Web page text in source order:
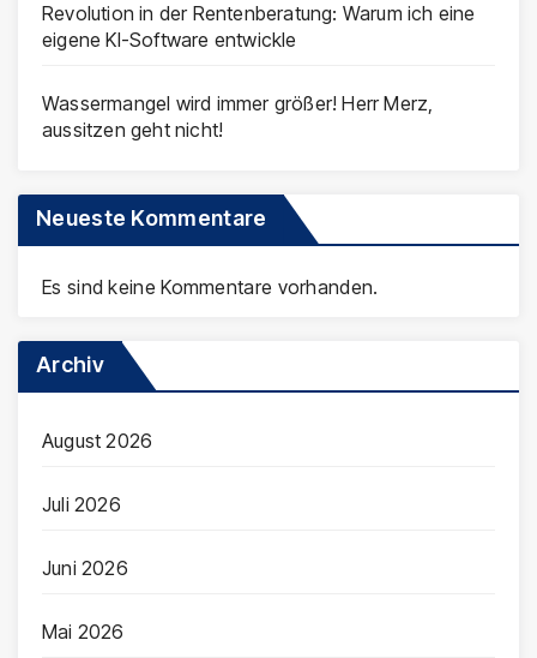
Revolution in der Rentenberatung: Warum ich eine
eigene KI-Software entwickle
Wassermangel wird immer größer! Herr Merz,
aussitzen geht nicht!
Neueste Kommentare
Es sind keine Kommentare vorhanden.
Archiv
August 2026
Juli 2026
Juni 2026
Mai 2026